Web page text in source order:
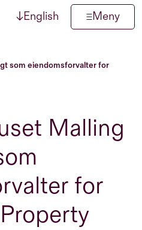
↓English Meny
som eiendomsforvalter for
Malling
for